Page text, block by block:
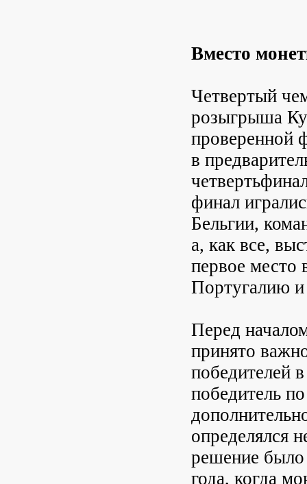
Вместо
Четвертый
розыгрыша
проверенной
в
финал
Бельгии,
а, как все,
первое место
Португалию
Перед
принято
победителей
победитель
определялся
решение было
года, когда